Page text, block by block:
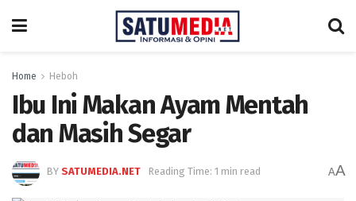
Home Heboh
Ibu Ini Makan Ayam Mentah
dan Masih Segar
BY SATUMEDIA.NET Reading Time: 1 min read AA